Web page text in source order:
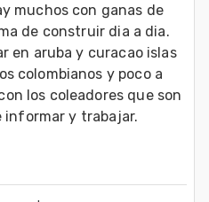
muchos con ganas de
de construir dia a dia.
en aruba y curacao islas
colombianos y poco a
los coleadores que son